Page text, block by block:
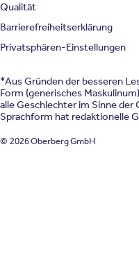
Qualität
Barrierefreiheitserklärung
Privatsphären-Einstellungen
*Aus Gründen der besseren
Form (generisches
alle Geschlechter im Sinne
Sprachform hat redaktionelle
© 2026 Oberberg GmbH